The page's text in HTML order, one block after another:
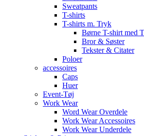
Sweatpants
T-shirts
T-shirts m. Tryk
Børne T-shirt med
Bror & Søster
Tekster & Citater
Poloer
accessoires
Caps
Huer
Event-Tøj
Work Wear
Word Wear Overdele
Work Wear Accessoires
Work Wear Underdele